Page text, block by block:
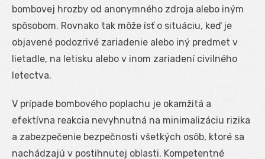
bombovej hrozby od anonymného zdroja alebo iným
spôsobom. Rovnako tak môže ísť o situáciu, keď je
objavené podozrivé zariadenie alebo iný predmet v
lietadle, na letisku alebo v inom zariadení civilného
letectva.
V prípade bombového poplachu je okamžitá a
efektívna reakcia nevyhnutná na minimalizáciu rizika
a zabezpečenie bezpečnosti všetkých osôb, ktoré sa
nachádzajú v postihnutej oblasti. Kompetentné